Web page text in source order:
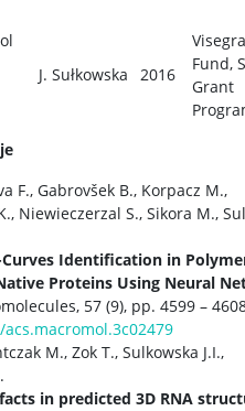
J. Sułkowska 2016
Fund,
Grant
F., Gabrovšek B., Korpacz M.,
Niewieczerzal S., Sikora M.,
Identification in
Proteins Using Neural
57 (9), pp. 4599 –
acs.macromol.3c02479
M., Zok T., Sulkowska J.I.,
in predicted 3D RNA